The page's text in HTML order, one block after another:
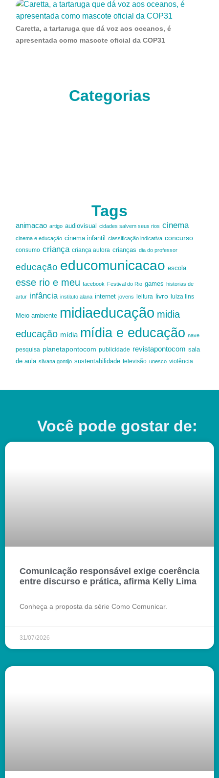
Caretta, a tartaruga que dá voz aos oceanos, é
apresentada como mascote oficial da COP31
Categorias
Tags
animacao artigo audiovisual cidades salvem seus rios cinema
cinema e educação cinema infantil classificação indicativa concurso
consumo criança criança autora crianças dia do professor
educação educomunicacao escola
esse rio e meu facebook Festival do Rio games historias de
artur infância instituto alana internet jovens leitura livro luiza lins
Meio ambiente midiaeducação midia
educação mídia mídia e educação nave
pesquisa planetapontocom publicidade revistapontocom sala
de aula silvana gontijo sustentabilidade televisão unesco violência
Você pode gostar de:
Comunicação responsável exige coerência
entre discurso e prática, afirma Kelly Lima
Conheça a proposta da série Como Comunicar.
31/07/2026